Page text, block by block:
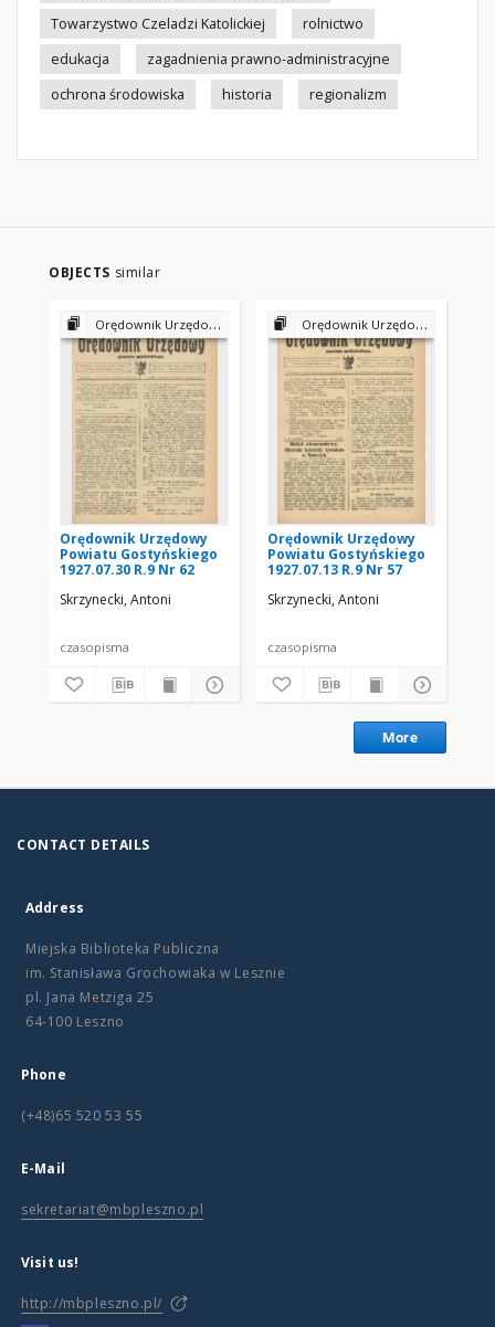
Towarzystwo Czeladzi Katolickiej
rolnictwo
edukacja
zagadnienia prawno-administracyjne
ochrona środowiska
historia regionalizm
OBJECTS similar
Orędownik Urzędowy Powiatu Gostyńskiego 1927
Orędownik Urzędowy
Powiatu Gostyńskiego
1927.07.30 R.9 Nr 62
Skrzynecki, Antoni
czasopisma
Orędownik Urzędowy Powiatu Gostyńskiego 1927
Orędownik Urzędowy
Powiatu Gostyńskiego
1927.07.13 R.9 Nr 57
Skrzynecki, Antoni
czasopisma
More
CONTACT DETAILS
Address
Miejska Biblioteka Publiczna
im. Stanisława Grochowiaka w Lesznie
pl. Jana Metziga 25
64-100 Leszno
Phone
(+48)65 520 53 55
E-Mail
sekretariat@mbpleszno.pl
Visit us!
http://mbpleszno.pl/